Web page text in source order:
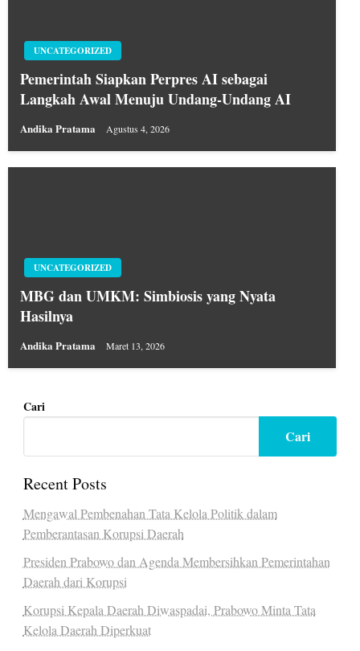
UNCATEGORIZED
Pemerintah Siapkan Perpres AI sebagai
Langkah Awal Menuju Undang-Undang AI
Andika Pratama Agustus 4, 2026
UNCATEGORIZED
MBG dan UMKM: Simbiosis yang Nyata
Hasilnya
Andika Pratama Maret 13, 2026
Cari
Cari
Recent Posts
Mengawal Pembenahan Tata Kelola Politik dalam
Pemberantasan Korupsi Daerah
Presiden Prabowo dan Agenda Membersihkan Pemerintahan
Daerah dari Korupsi
Korupsi Kepala Daerah Diwaspadai, Prabowo Minta Tata
Kelola Daerah Diperkuat